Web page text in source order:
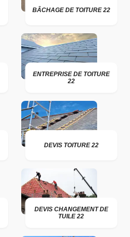
BÂCHAGE DE TOITURE 22
ENTREPRISE DE TOITURE
22
DEVIS TOITURE 22
DEVIS CHANGEMENT DE
TUILE 22